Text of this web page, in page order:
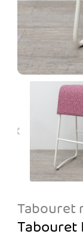
Tabouret
Tabouret